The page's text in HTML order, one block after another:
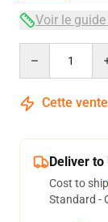
Voir le
Cette
Deliver
Cost to
Standard -